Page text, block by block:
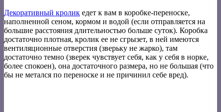
Декоративный кролик едет к вам в коробке-переноске,
наполненной сеном, кормом и водой (если отправляется на
большие расстояния длительностью больше суток). Коробка
достаточно плотная, кролик ее не сгрызет, в ней имеются
вентиляционные отверстия (зверьку не жарко), там
достаточно темно (зверек чувствует себя, как у себя в норке,
более спокоен), она достаточного размера, но не большая (что
бы не метался по переноске и не причинил себе вред).